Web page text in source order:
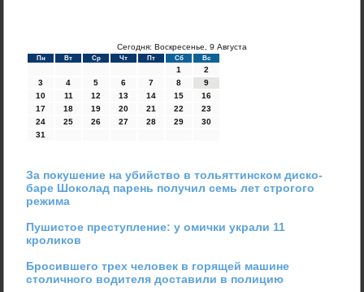
Сегодня: Воскресенье, 9 Августа
Пн Вт Ср Чт Пт Сб Вс
1
2
3
4 5 6 7 8
9
10
11 12 13 14 15
16
17
18 19 20 21 22
23
24
25 26 27 28 29
30
31
За покушение на убийство в тольяттинском диско-
баре Шоколад парень получил семь лет строгого
режима
Пушистое преступление: у омички украли 11
кроликов
Бросившего трех человек в горящей машине
столичного водителя доставили в полицию